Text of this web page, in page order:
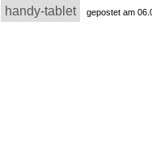
handy-tablet gepostet am